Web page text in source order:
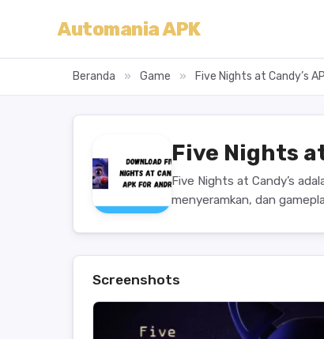
Automania APK
Beranda » Game » Five Nights at Candy’s
Five Nights
Five Nights at Candy’s
menyeramkan, dan
Screenshots